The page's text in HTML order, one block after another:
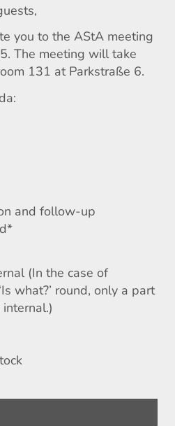
you to the AStA meeting
The meeting will take
131 at Parkstraße 6.
and follow-up
(In the case of
what?’ round, only a part